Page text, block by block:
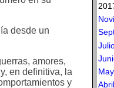
desde un
amores,
en definitiva, la
y